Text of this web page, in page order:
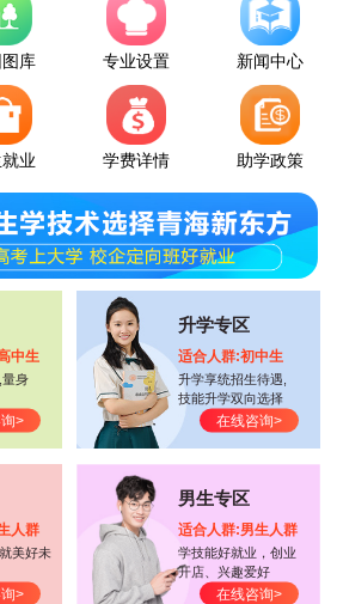
库 专业设置 新闻中心
业 学费详情 助学政策
中生
量身
>
升学专区
适合人群:初中生
升学享统招生待遇,
技能升学双向选择
在线咨询>
人群
美好未
>
男生专区
适合人群:男生人群
学技能好就业，创业
开店、兴趣爱好
在线咨询>